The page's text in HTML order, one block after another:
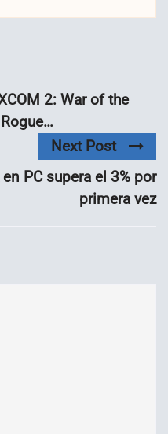
2: War of the
Next Post
PC supera el 3% por
primera vez